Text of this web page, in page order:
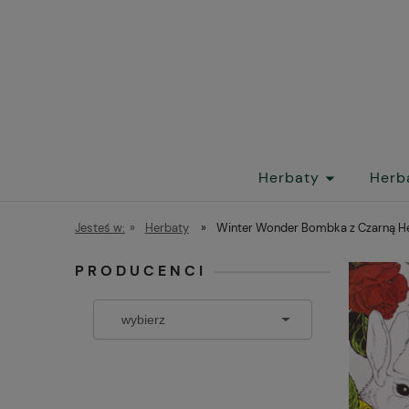
Herbaty
Jesteś w: » Herbaty » Winter Wonder Bombka z Czarną
PRODUCENCI